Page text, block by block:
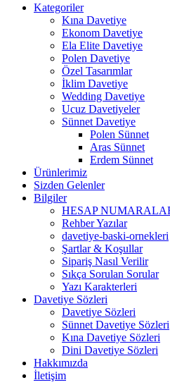
Kategoriler
Kına Davetiye
Ekonom Davetiye
Ela Elite Davetiye
Polen Davetiye
Özel Tasarımlar
İklim Davetiye
Wedding Davetiye
Ucuz Davetiyeler
Sünnet Davetiye
Polen Sünnet
Aras Sünnet
Erdem Sünnet
Ürünlerimiz
Sizden Gelenler
Bilgiler
HESAP
Rehber Yazılar
davetiye-baski-ornekleri
Şartlar & Koşullar
Sipariş Nasıl Verilir
Sıkça Sorulan Sorular
Yazı Karakterleri
Davetiye Sözleri
Davetiye Sözleri
Sünnet Davetiye Sözleri
Kına Davetiye Sözleri
Dini Davetiye Sözleri
Hakkımızda
İletişim